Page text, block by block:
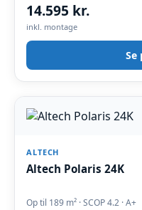
14.595 kr.
inkl. montage
ALTECH
Altech Polaris 24K
Op til 189 m² · SCOP 4.2 · A+